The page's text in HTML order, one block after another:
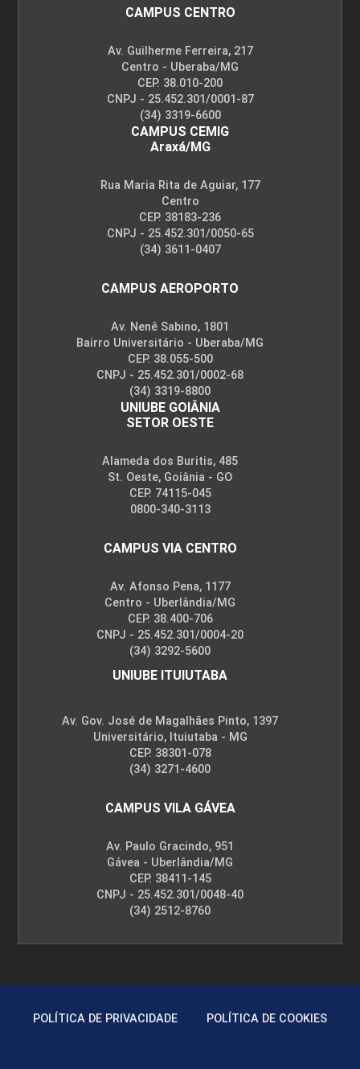
CAMPUS CENTRO
Av. Guilherme Ferreira, 217
Centro - Uberaba/MG
CEP. 38.010-200
CNPJ - 25.452.301/0001-87
(34) 3319-6600
CAMPUS CEMIG
Araxá/MG
Rua Maria Rita de Aguiar, 177
Centro
CEP. 38183-236
CNPJ - 25.452.301/0050-65
(34) 3611-0407
CAMPUS AEROPORTO
Av. Nenê Sabino, 1801
Bairro Universitário - Uberaba/MG
CEP. 38.055-500
CNPJ - 25.452.301/0002-68
(34) 3319-8800
UNIUBE GOIÂNIA
SETOR OESTE
Alameda dos Buritis, 485
St. Oeste, Goiânia - GO
CEP. 74115-045
0800-340-3113
CAMPUS VIA CENTRO
Av. Afonso Pena, 1177
Centro - Uberlândia/MG
CEP. 38.400-706
CNPJ - 25.452.301/0004-20
(34) 3292-5600
UNIUBE ITUIUTABA
Av. Gov. José de Magalhães Pinto, 1397
Universitário, Ituiutaba - MG
CEP. 38301-078
(34) 3271-4600
CAMPUS VILA GÁVEA
Av. Paulo Gracindo, 951
Gávea - Uberlândia/MG
CEP. 38411-145
CNPJ - 25.452.301/0048-40
(34) 2512-8760
POLÍTICA DE PRIVACIDADE POLÍTICA DE COOKIES